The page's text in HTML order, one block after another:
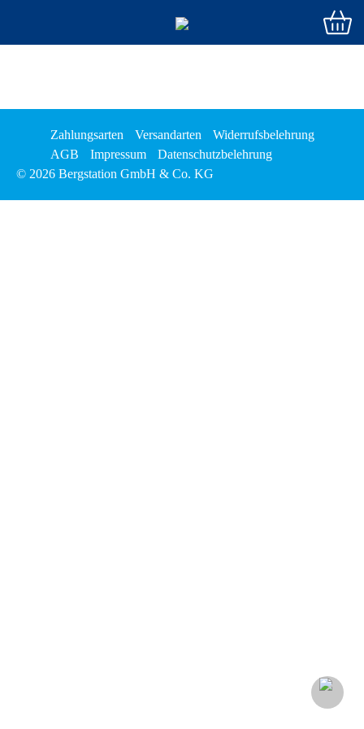
Zahlungsarten Versandarten
Widerrufsbelehrung
AGB
Impressum
Datenschutzbelehrung
© 2026 Bergstation GmbH & Co. KG